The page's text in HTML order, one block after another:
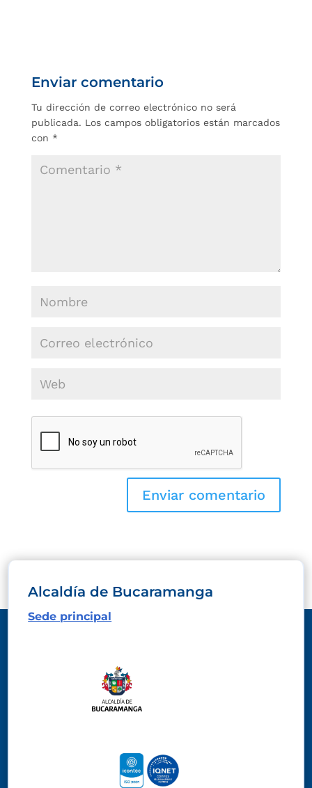
Enviar comentario
Tu dirección de correo electrónico no será
publicada. Los campos obligatorios están marcados
con *
Alcaldía de Bucaramanga
Sede principal